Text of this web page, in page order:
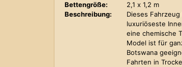
Bettengröße:
2,1 x 1,2 m
Beschreibung:
Dieses Fahrzeug
luxuriöseste
eine chemische
Model ist für
Botswana
Fahrten in